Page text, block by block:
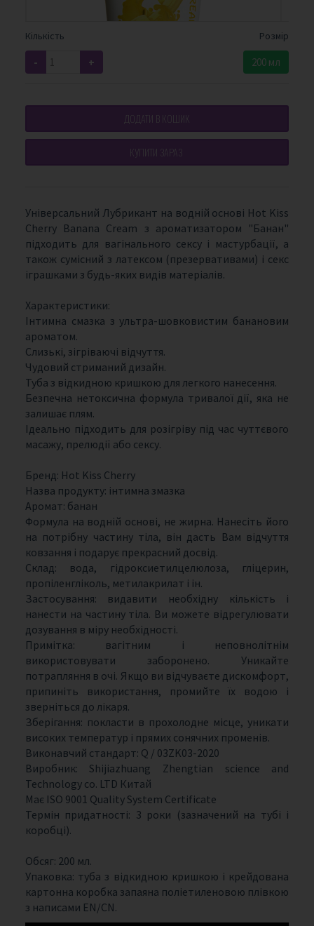
Кількість Розмір
- + 200 мл
ДОДАТИ В КОШИК
КУПИТИ ЗАРАЗ
Універсальний Лубрикант на водній основі Hot Kiss
Cherry Banana Cream з ароматизатором "Банан"
підходить для вагінального сексу і мастурбації, а
також сумісний з латексом (презервативами) і секс
іграшками з будь-яких видів матеріалів.
Характеристики:
Інтимна смазка з ультра-шовковистим банановим
ароматом.
Слизькі, зігріваючі відчуття.
Чудовий стриманий дизайн.
Туба з відкидною кришкою для легкого нанесення.
Безпечна нетоксична формула тривалої дії, яка не
залишає плям.
Ідеально підходить для розігріву під час чуттєвого
масажу, прелюдії або сексу.
Бренд: Hot Kiss Cherry
Назва продукту: інтимна змазка
Аромат: банан
Формула на водній основі, не жирна. Нанесіть його
на потрібну частину тіла, він дасть Вам відчуття
ковзання і подарує прекрасний досвід.
Склад: вода, гідроксиетилцелюлоза, гліцерин,
пропіленгліколь, метилакрилат і ін.
Застосування: видавити необхідну кількість і
нанести на частину тіла. Ви можете відрегулювати
дозування в міру необхідності.
Примітка: вагітним і неповнолітнім
використовувати заборонено. Уникайте
потрапляння в очі. Якщо ви відчуваєте дискомфорт,
припиніть використання, промийте їх водою і
зверніться до лікаря.
Зберігання: покласти в прохолодне місце, уникати
високих температур і прямих сонячних променів.
Виконавчий стандарт: Q / 03ZK03-2020
Виробник: Shijiazhuang Zhengtian science and
Technology co. LTD Китай
Має ISO 9001 Quality System Certificate
Термін придатності: 3 роки (зазначений на тубі і
коробці).
Обсяг: 200 мл.
Упаковка: туба з відкидною кришкою і крейдована
картонна коробка запаяна поліетиленовою плівкою
з написами EN/СN.